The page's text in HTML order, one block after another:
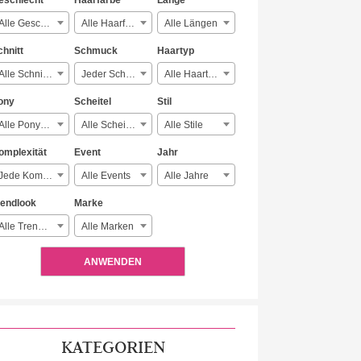
Alle Geschlechter Alle Haarfarben Alle Längen
Alle Schnitte
Schmuck
Jeder Schmuck
Haartyp
Alle Haartypen
Alle Ponyarten
Scheitel
Alle Scheitelarten
Stil
Alle Stile
Jede Komplexität
Event
Alle Events
Jahr
Alle Jahre
Alle Trendlooks
Marke
Alle Marken
ANWENDEN
KATEGORIEN